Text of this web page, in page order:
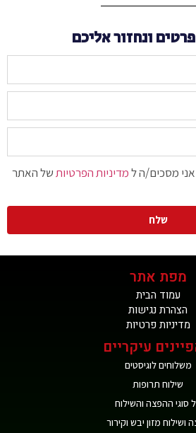
ונחזור אליכם
מסכים/ה למדיניות הפרטיותשל האתר
שלח
מפת אתר
עמוד הבית
הצהרת נגישות
מדיניות פרטיות
עיקריים
משלוחים לוגיסטים
שילוח תרופות
סוגי ההפצה והשילוח
ושילוח מזון יבש וקירור